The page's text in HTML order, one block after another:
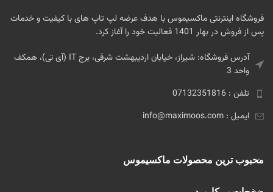
فروشگاه اینترنتی ماکسیموس با هدف عرضه لپ تاپ های با کیفیت و خدمات
پس از فروش در بهار 1401 فعالیت خود را آغاز کرد.
آدرس فروشگاه: شیراز، خیابان اردیبهشت شرقی، برج IT (آی تی)، همکف
واحد 3
تلفن : 07132351816
ایمیل : info@maximoos.com
محبوب ترین محصولات ماکسیموس